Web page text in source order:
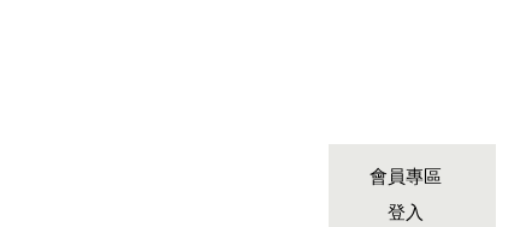
會員專區
登入